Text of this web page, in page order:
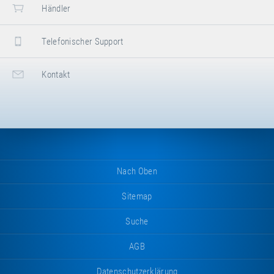
Händler
Telefonischer Support
Kontakt
Nach Oben
Sitemap
Suche
AGB
Datenschutzerklärung